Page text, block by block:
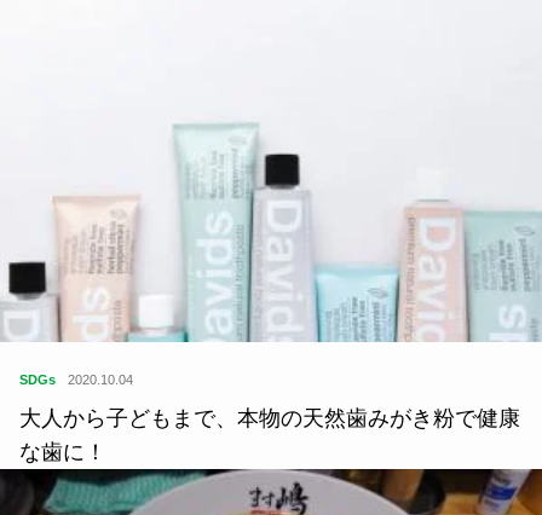
SDGs 2020.10.04
大人から子どもまで、本物の天然歯みがき粉で健康
な歯に！